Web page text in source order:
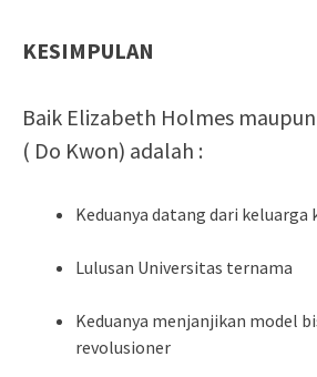
KESIMPULAN
Baik Elizabeth Holmes maupun
( Do Kwon) adalah :
Keduanya datang dari keluarga
Lulusan Universitas ternama
Keduanya menjanjikan model
revolusioner